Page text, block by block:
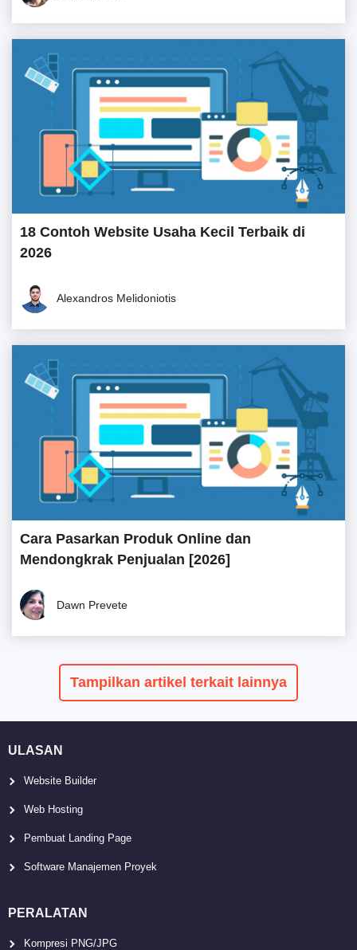
18 Contoh Website Usaha Kecil Terbaik di
2026
Alexandros Melidoniotis
Cara Pasarkan Produk Online dan
Mendongkrak Penjualan [2026]
Dawn Prevete
Tampilkan artikel terkait lainnya
ULASAN
Website Builder
Web Hosting
Pembuat Landing Page
Software Manajemen Proyek
PERALATAN
Kompresi PNG/JPG